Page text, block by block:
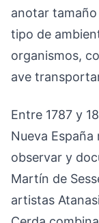
anotar
tipo de
organismos,
ave
Entre 1787 y
Nueva
observar y
Martín de
artistas